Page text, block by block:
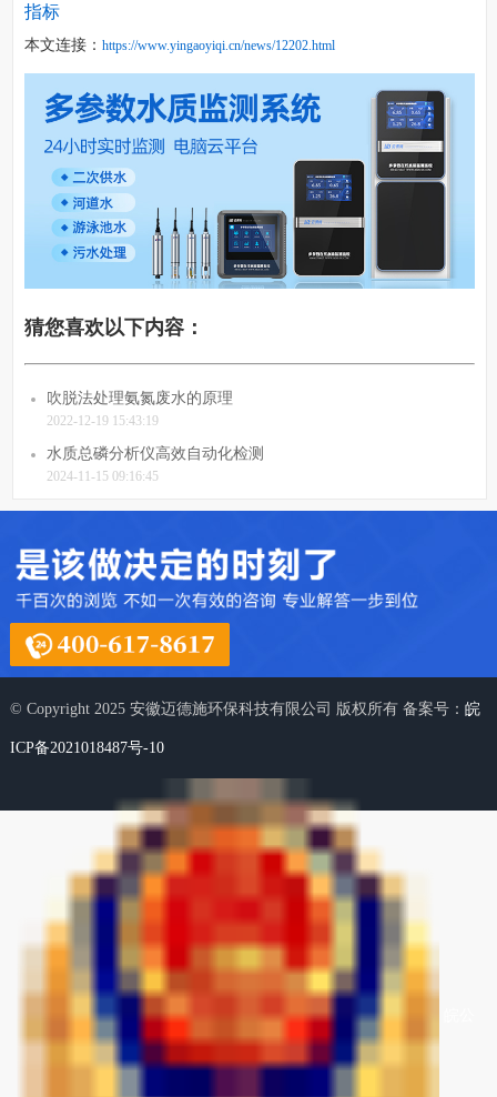
指标
本文连接：https://www.yingaoyiqi.cn/news/12202.html
猜您喜欢以下内容：
吹脱法处理氨氮废水的原理
2022-12-19 15:43:19
水质总磷分析仪高效自动化检测
2024-11-15 09:16:45
© Copyright 2025 安徽迈德施环保科技有限公司 版权所有 备案号： 皖
ICP备2021018487号-10